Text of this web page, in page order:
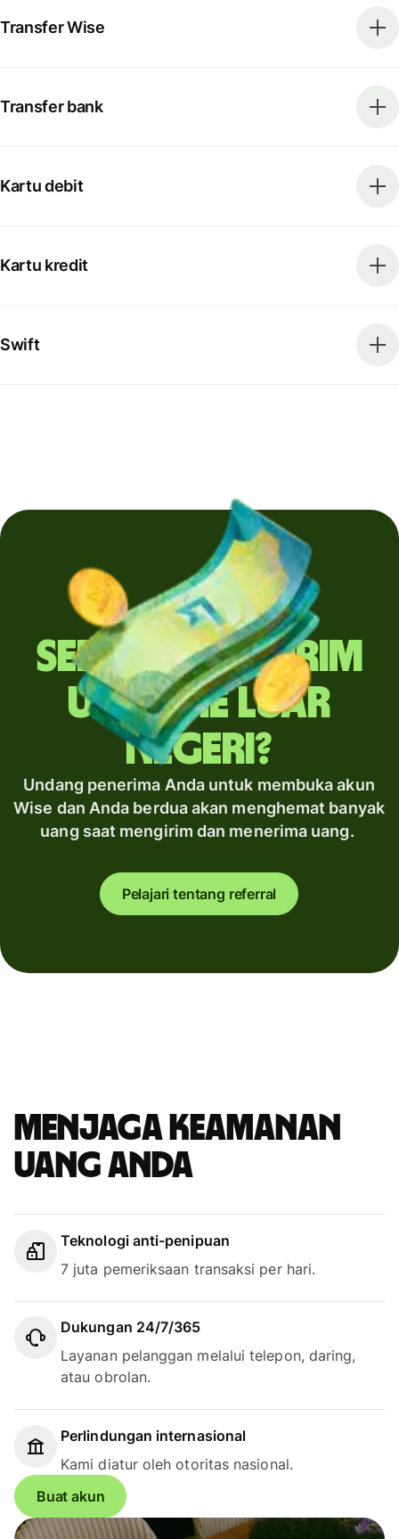
Transfer Wise
Transfer bank
Kartu debit
Kartu kredit
Swift
Sering mengirim
uang ke luar
negeri?
Undang penerima Anda untuk membuka akun
Wise dan Anda berdua akan menghemat banyak
uang saat mengirim dan menerima uang.
Pelajari tentang referral
Menjaga keamanan
uang Anda
Teknologi anti-penipuan
7 juta pemeriksaan transaksi per hari.
Dukungan 24/7/365
Layanan pelanggan melalui telepon, daring,
atau obrolan.
Perlindungan internasional
Kami diatur oleh otoritas nasional.
Buat akun